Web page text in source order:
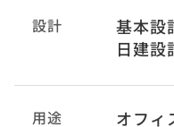
設計
基本設
日建設
用途 オフィ